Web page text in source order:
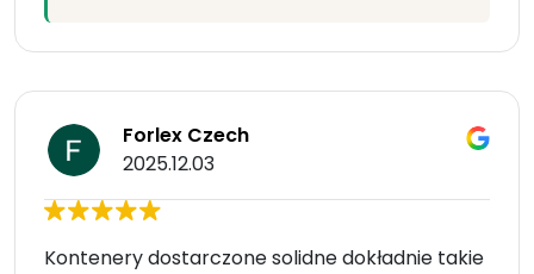
Forlex Czech
2025.12.03
Kontenery dostarczone solidne dokładnie takie